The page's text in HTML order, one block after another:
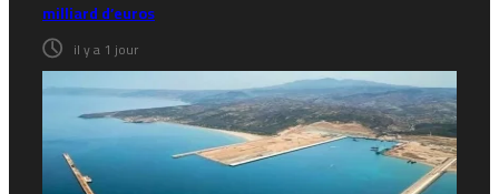
milliard d’euros
il y a 1 jour